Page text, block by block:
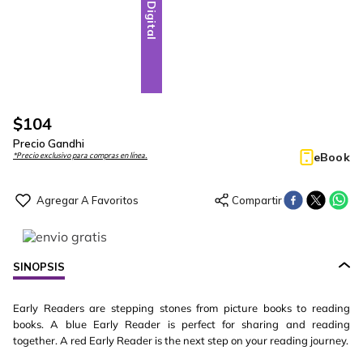
Digital
$104
Precio Gandhi
*Precio exclusivo para compras en línea. eBook
SINOPSIS
Early Readers are stepping stones from picture books to reading
books. A blue Early Reader is perfect for sharing and reading
together. A red Early Reader is the next step on your reading journey.